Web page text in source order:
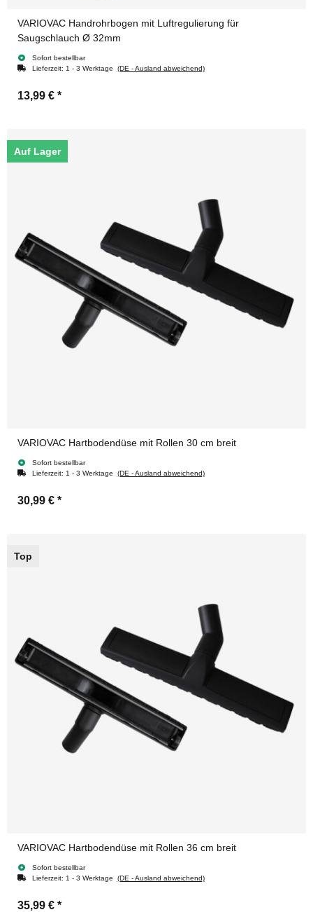
VARIOVAC Handrohrbogen mit Luftregulierung für
Saugschlauch Ø 32mm
Sofort bestellbar
Lieferzeit: 1 - 3 Werktage (DE - Ausland abweichend)
13,99 € *
Auf Lager
VARIOVAC Hartbodendüse mit Rollen 30 cm breit
Sofort bestellbar
Lieferzeit: 1 - 3 Werktage (DE - Ausland abweichend)
30,99 € *
Top
VARIOVAC Hartbodendüse mit Rollen 36 cm breit
Sofort bestellbar
Lieferzeit: 1 - 3 Werktage (DE - Ausland abweichend)
35,99 € *